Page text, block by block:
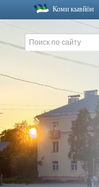
Коми кывйöн